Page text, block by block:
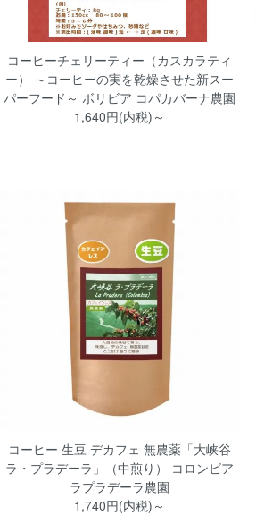
コーヒーチェリーティー（カスカラティ
ー） ～コーヒーの実を乾燥させた新スー
パーフード～ ボリビア コパカバーナ農園
1,640円(内税)～
コーヒー 生豆 デカフェ 無農薬「大峡谷
ラ・プラデーラ」（中煎り） コロンビア
ラプラデーラ農園
1,740円(内税)～